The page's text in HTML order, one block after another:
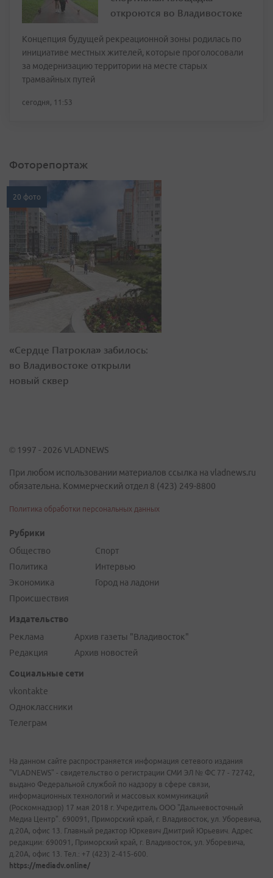
откроются во Владивостоке
Концепция будущей рекреационной зоны родилась по
инициативе местных жителей, которые проголосовали
за модернизацию территории на месте старых
трамвайных путей
сегодня, 11:53
Фоторепортаж
20 фото
«Сердце Патрокла» забилось:
во Владивостоке открыли
новый сквер
© 1997 - 2026 VLADNEWS
При любом использовании материалов ссылка на vladnews.ru
обязательна. Коммерческий отдел 8 (423) 249-8800
Политика обработки персональных данных
Рубрики
Общество
Политика
Экономика
Происшествия
Спорт
Интервью
Город на ладони
Издательство
Реклама
Редакция
Архив газеты "Владивосток"
Архив новостей
Социальные сети
vkontakte
Одноклассники
Телеграм
На данном сайте распространяется информация сетевого издания
"VLADNEWS" - свидетельство о регистрации СМИ ЭЛ № ФС 77 - 72742,
выдано Федеральной службой по надзору в сфере связи,
информационных технологий и массовых коммуникаций
(Роскомнадзор) 17 мая 2018 г. Учредитель ООО "Дальневосточный
Медиа Центр". 690091, Приморский край, г. Владивосток, ул. Уборевича,
д.20А, офис 13. Главный редактор Юркевич Дмитрий Юрьевич. Адрес
редакции: 690091, Приморский край, г. Владивосток, ул. Уборевича,
д.20А, офис 13. Тел.: +7 (423) 2-415-600.
https://mediadv.online/